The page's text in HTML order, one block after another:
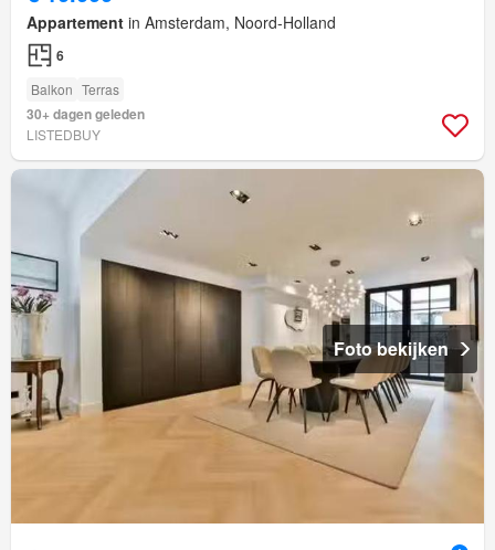
Appartement in Amsterdam, Noord-Holland
6
Balkon Terras
30+ dagen geleden
LISTEDBUY
Foto bekijken